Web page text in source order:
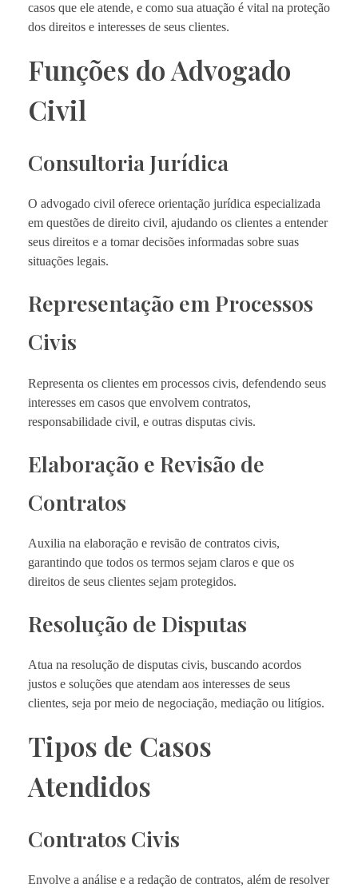
casos que ele atende, e como sua atuação é vital na proteção
dos direitos e interesses de seus clientes.
Funções do Advogado
Civil
Consultoria Jurídica
O advogado civil oferece orientação jurídica especializada
em questões de direito civil, ajudando os clientes a entender
seus direitos e a tomar decisões informadas sobre suas
situações legais.
Representação em Processos
Civis
Representa os clientes em processos civis, defendendo seus
interesses em casos que envolvem contratos,
responsabilidade civil, e outras disputas civis.
Elaboração e Revisão de
Contratos
Auxilia na elaboração e revisão de contratos civis,
garantindo que todos os termos sejam claros e que os
direitos de seus clientes sejam protegidos.
Resolução de Disputas
Atua na resolução de disputas civis, buscando acordos
justos e soluções que atendam aos interesses de seus
clientes, seja por meio de negociação, mediação ou litígios.
Tipos de Casos
Atendidos
Contratos Civis
Envolve a análise e a redação de contratos, além de resolver